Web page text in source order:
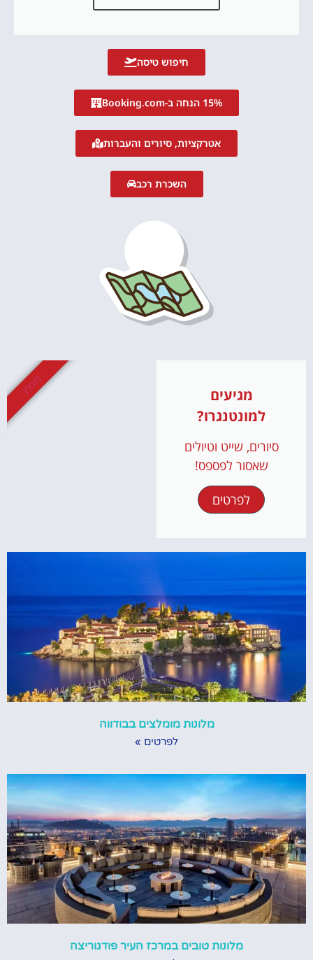
חיפוש טיסה
15% הנחה ב-Booking.com
אטרקציות, סיורים והעברות
השכרת רכב
מגיעים
למונטנגרו?
סיורים, שייט וטיולים
שאסור לפספס!
לפרטים
מומלץ
מלונות מומלצים בבודווה
לפרטים »
מלונות טובים במרכז העיר פודגוריצה